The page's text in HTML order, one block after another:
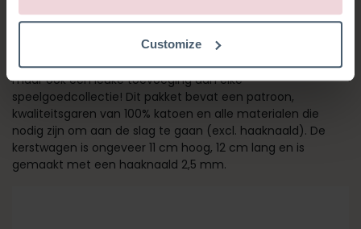
Customize
KERSTAUTO
De kerstauto is niet alleen een mooie decoratie voor kerst,
maar ook een leuke toevoeging aan elke
speelgoedcollectie! Dit pakket bevat een patroon,
kwaliteitsgaren van 100% katoen en alle materialen die
nodig zijn om aan de slag te gaan (excl. haaknaald). De
kerstwagen is ongeveer 11 cm hoog, 12 cm lang en is
gemaakt met een haaknaald 2,5 mm.